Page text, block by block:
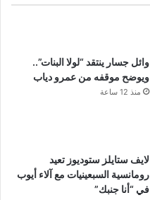
وائل جسار ينتقد “لولا البنات”..
ويوضح موقفه من عمرو دياب
منذ 12 ساعة
لايف ستايلز ستوديوز تعيد
رومانسية السبعينيات مع آلاء أيوب
في “أنا جنبك”